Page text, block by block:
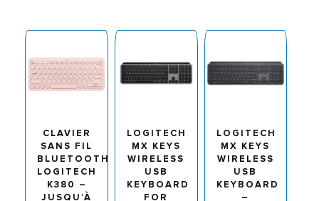
CLAVIER
SANS FIL
BLUETOOTH
LOGITECH
K380 –
JUSQU’À
LOGITECH
MX KEYS
WIRELESS
USB
KEYBOARD
FOR
LOGITECH
MX KEYS
WIRELESS
USB
KEYBOARD
–